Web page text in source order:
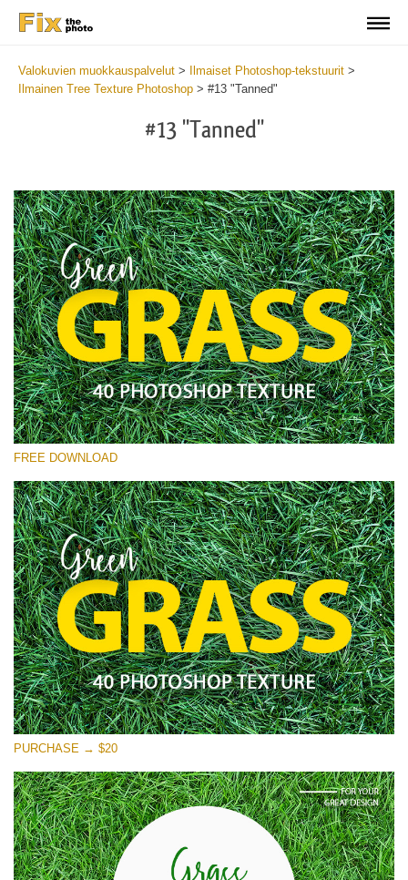
Valokuvien muokkauspalvelut > Ilmaiset Photoshop-tekstuurit >
Ilmainen Tree Texture Photoshop > #13 "Tanned"
#13 "Tanned"
Please select
Small 800*533px
Green Grass
(40 Textures)
Large 6000*4000px
Entire Collection
(1783 Overlays)
Large 6000*4000px
Free download
FREE DOWNLOAD
PURCHASE → $20